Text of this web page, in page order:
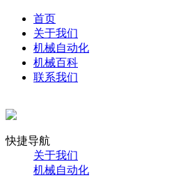
首页
关于我们
机械自动化
机械百科
联系我们
快捷导航
关于我们
机械自动化